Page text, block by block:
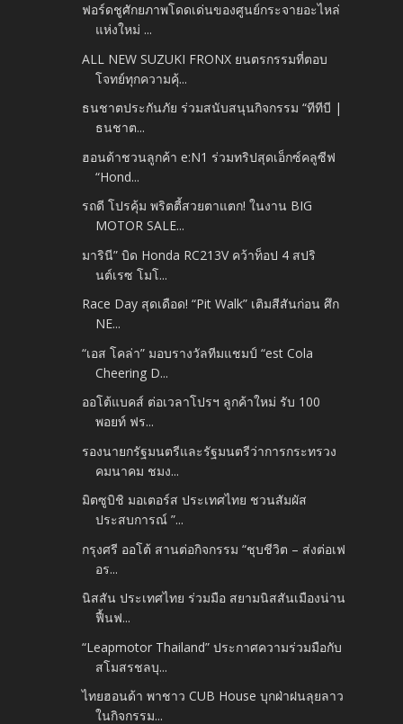
ฟอร์ดชูศักยภาพโดดเด่นของศูนย์กระจายอะไหล่
แห่งใหม่ ...
ALL NEW SUZUKI FRONX ยนตรกรรมที่ตอบ
โจทย์ทุกความคุ้...
ธนชาตประกันภัย ร่วมสนับสนุนกิจกรรม “ทีทีบี |
ธนชาต...
ฮอนด้าชวนลูกค้า e:N1 ร่วมทริปสุดเอ็กซ์คลูซีฟ
“Hond...
รถดี โปรคุ้ม พริตตี้สวยตาแตก! ในงาน BIG
MOTOR SALE...
มารินี” บิด Honda RC213V คว้าท็อป 4 สปริ
นต์เรซ โมโ...
Race Day สุดเดือด! “Pit Walk” เติมสีสันก่อน ศึก
NE...
“เอส โคล่า” มอบรางวัลทีมแชมป์ “est Cola
Cheering D...
ออโต้แบคส์ ต่อเวลาโปรฯ ลูกค้าใหม่ รับ 100
พอยท์ ฟร...
รองนายกรัฐมนตรีและรัฐมนตรีว่าการกระทรวง
คมนาคม ชมง...
มิตซูบิชิ มอเตอร์ส ประเทศไทย ชวนสัมผัส
ประสบการณ์ ”...
กรุงศรี ออโต้ สานต่อกิจกรรม “ชุบชีวิต – ส่งต่อเฟ
อร...
นิสสัน ประเทศไทย ร่วมมือ สยามนิสสันเมืองน่าน
ฟื้นฟ...
“Leapmotor Thailand” ประกาศความร่วมมือกับ
สโมสรชลบุ...
ไทยฮอนด้า พาชาว CUB House บุกฝ่าฝนลุยลาว
ในกิจกรรม...